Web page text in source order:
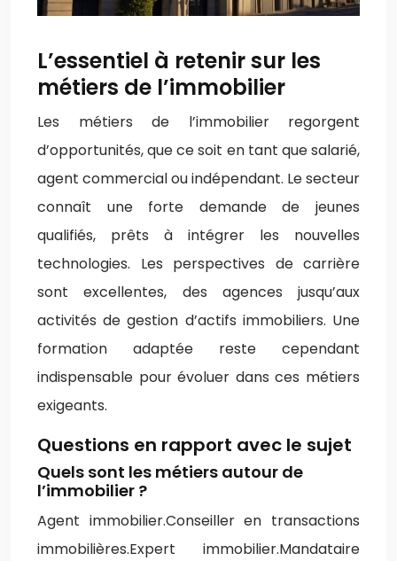
L’essentiel à retenir sur les
métiers de l’immobilier
Les métiers de l’immobilier regorgent
d’opportunités, que ce soit en tant que salarié,
agent commercial ou indépendant. Le secteur
connaît une forte demande de jeunes
qualifiés, prêts à intégrer les nouvelles
technologies. Les perspectives de carrière
sont excellentes, des agences jusqu’aux
activités de gestion d’actifs immobiliers. Une
formation adaptée reste cependant
indispensable pour évoluer dans ces métiers
exigeants.
Questions en rapport avec le sujet
Quels sont les métiers autour de
l’immobilier ?
Agent immobilier.Conseiller en transactions
immobilières.Expert immobilier.Mandataire